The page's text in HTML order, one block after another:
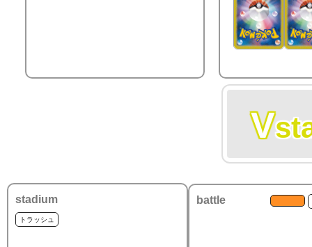
V
stadium
トラッシュ
battle